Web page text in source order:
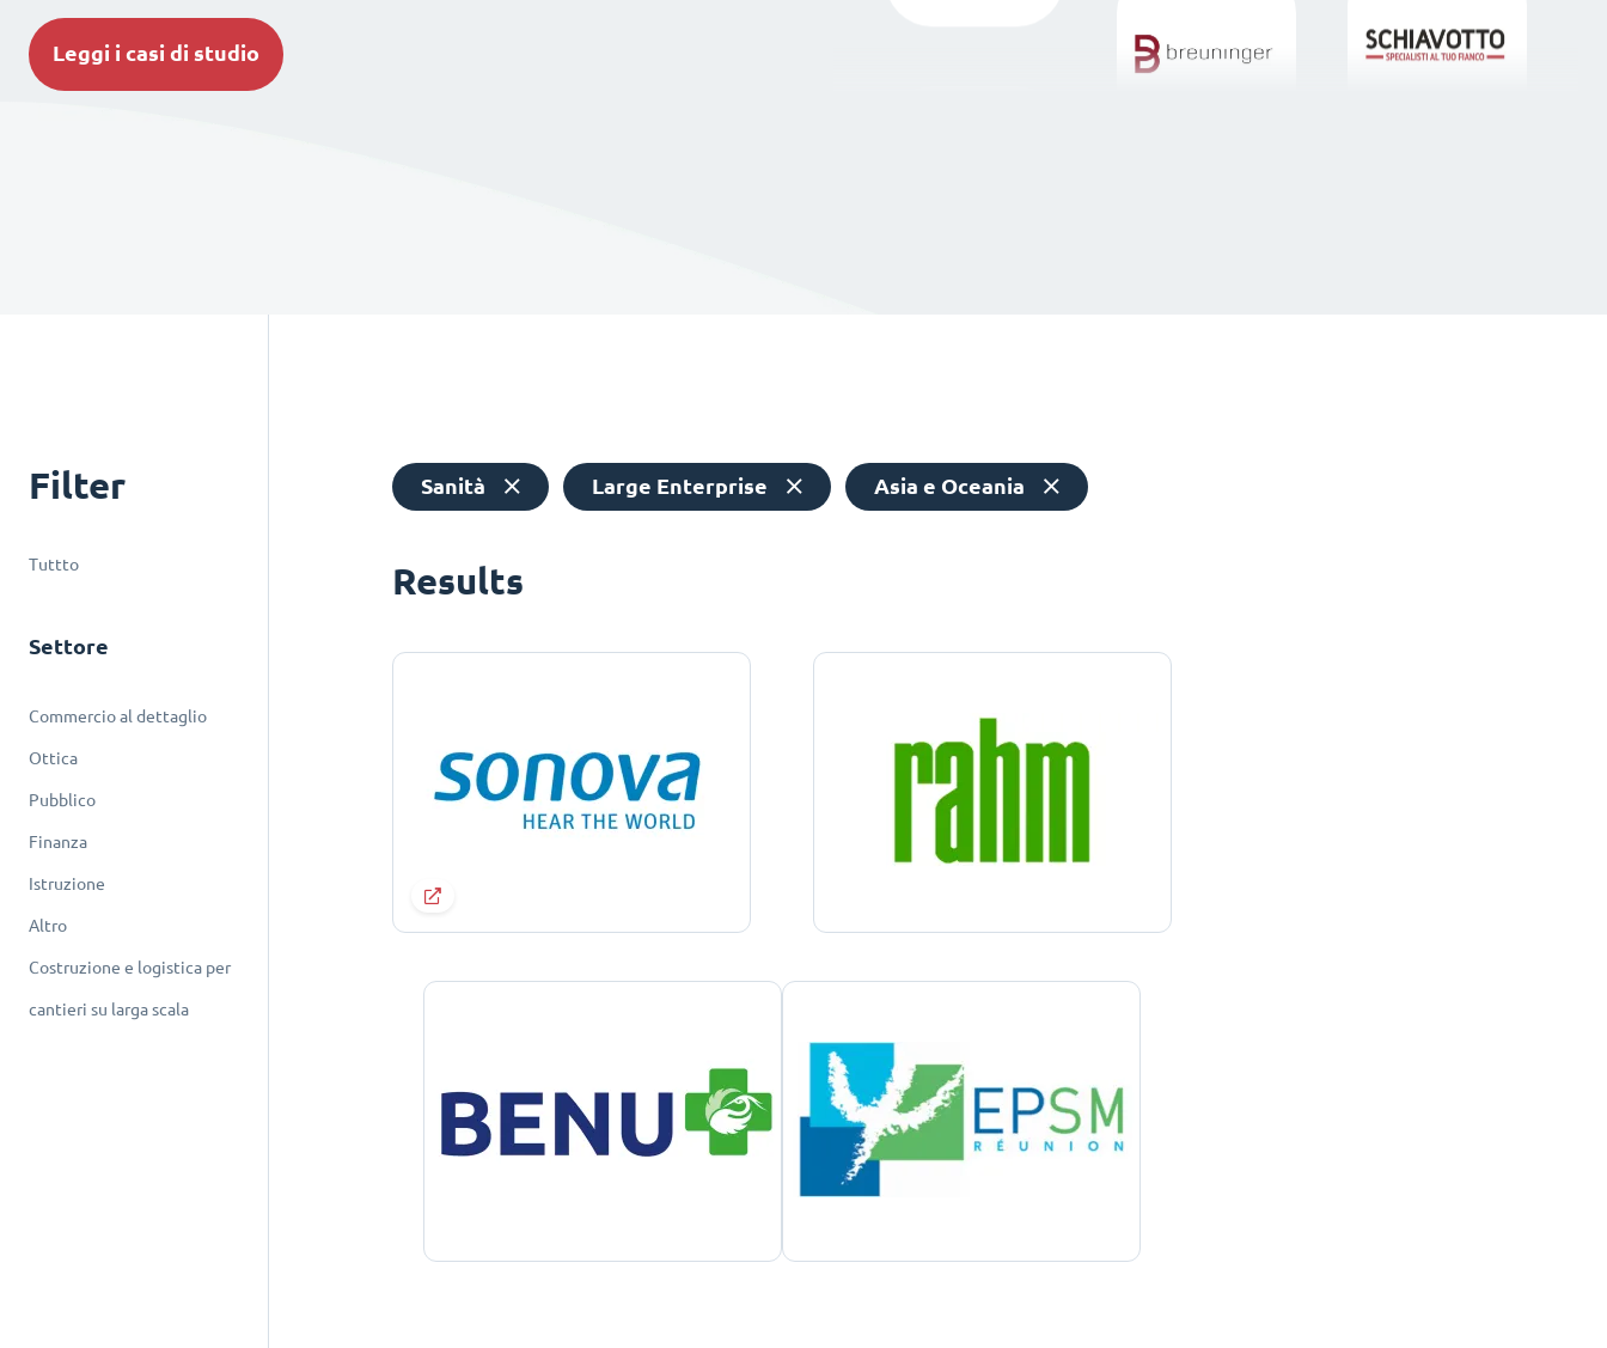
Leggi i casi di studio
Filter
Tuttto
Settore
Commercio al dettaglio
Ottica
Pubblico
Finanza
Istruzione
Altro
Costruzione e logistica per
cantieri su larga scala
Sanità Large Enterprise Asia e Oceania
Results